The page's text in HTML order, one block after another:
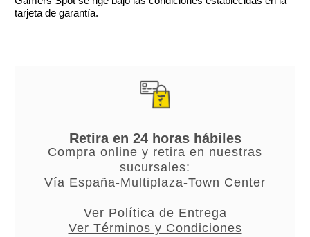
tarjeta de garantía.
Retira en 24 horas hábiles
Compra online y retira en nuestras
sucursales:
Vía España-Multiplaza-Town Center
Ver Política de Entrega
Ver Términos y Condiciones